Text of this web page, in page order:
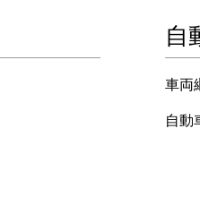
自
車両
自動